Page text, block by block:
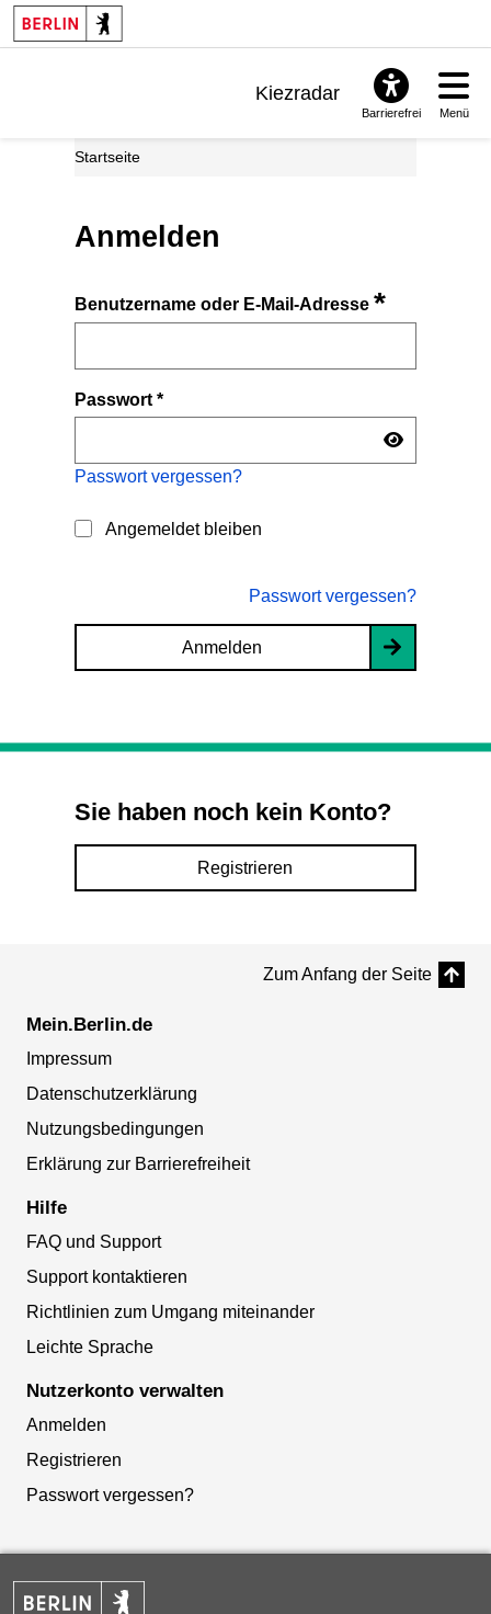
Kiezradar
Barrierefrei Menü
Startseite
Anmelden
Benutzername oder E-Mail-Adresse*
Passwort*
Passwort vergessen?
Angemeldet bleiben
Passwort vergessen?
Anmelden
Sie haben noch kein Konto?
Registrieren
Zum Anfang der Seite
Mein.Berlin.de
Impressum
Datenschutzerklärung
Nutzungsbedingungen
Erklärung zur Barrierefreiheit
Hilfe
FAQ und Support
Support kontaktieren
Richtlinien zum Umgang miteinander
Leichte Sprache
Nutzerkonto verwalten
Anmelden
Registrieren
Passwort vergessen?